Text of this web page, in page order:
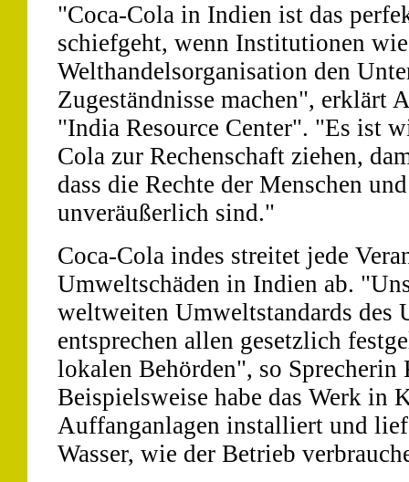
"Coca-Cola in Indien ist das
schiefgeht, wenn Institutionen
Welthandelsorganisation den
Zugeständnisse machen", erklärt
"India Resource Center". "Es ist
Cola zur Rechenschaft ziehen,
dass die Rechte der Menschen
unveräußerlich sind."
Coca-Cola indes streitet jede
Umweltschäden in Indien ab.
weltweiten Umweltstandards des
entsprechen allen gesetzlich
lokalen Behörden", so
Beispielsweise habe das Werk in
Auffanganlagen installiert und
Wasser, wie der Betrieb